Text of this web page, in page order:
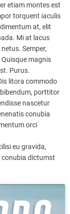
etiam montes est
torquent iaculis
at, elit
Mi at lacus
Semper,
magnis
Purus.
litora commodo
porttitor
nascetur
conubia
orci
eu gravida,
conubia dictumst